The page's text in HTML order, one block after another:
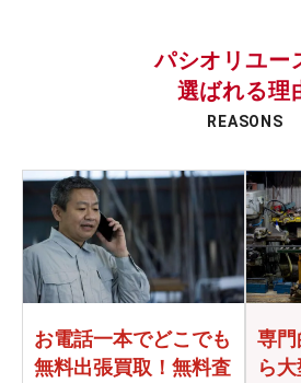
パシオリユー
選ばれる理
REASONS
お電話一本でどこでも
無料出張買取！無料査
専
ら